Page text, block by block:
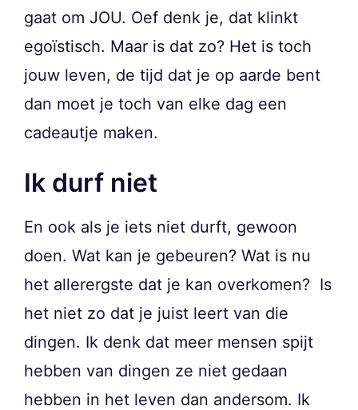
gaat om JOU. Oef denk je, dat klinkt
egoïstisch. Maar is dat zo? Het is toch
jouw leven, de tijd dat je op aarde bent
dan moet je toch van elke dag een
cadeautje maken.
Ik durf niet
En ook als je iets niet durft, gewoon
doen. Wat kan je gebeuren? Wat is nu
het allerergste dat je kan overkomen? Is
het niet zo dat je juist leert van die
dingen. Ik denk dat meer mensen spijt
hebben van dingen ze niet gedaan
hebben in het leven dan andersom. Ik